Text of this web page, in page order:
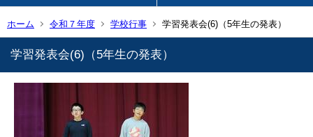
ホーム 令和７年度 学校行事 学習発表会(6)（5年生の発表）
学習発表会(6)（5年生の発表）